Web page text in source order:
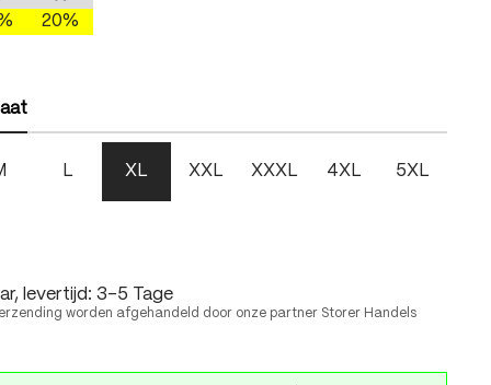
20%
L XL XXL XXXL 4XL 5XL
levertijd: 3-5 Tage
worden afgehandeld door onze partner Storer Handels